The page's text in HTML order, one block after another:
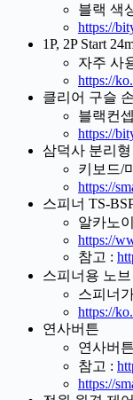
블랙 색
https://
1P, 2P Start
자주 사
https://
클리어 구슬
블랙컨
https://
삼덕사 분리형
키보드/
https://
스피너 TS-
알카노
https://
참고 :
스피너용 노브
스피너
https://
연사버튼
연사버
참고 :
https://